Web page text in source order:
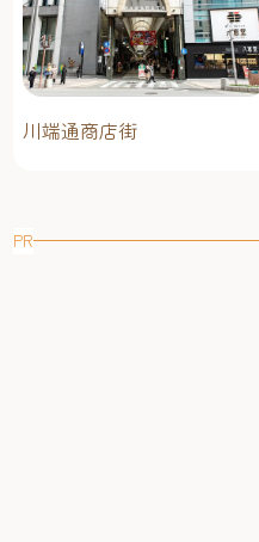
川端通商店街
PR